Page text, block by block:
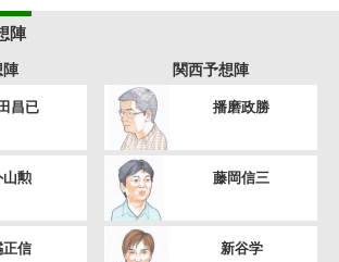
陣
陣
昌已
山勲
正信
関西予想陣
播磨政勝
藤岡信三
新谷学